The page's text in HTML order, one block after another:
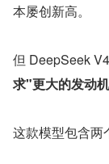
本屡创新高。
但 DeepSeek
求"更大的发动
这款模型包含两